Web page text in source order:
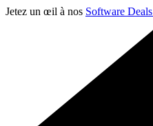
Jetez un œil à nos Software Deals